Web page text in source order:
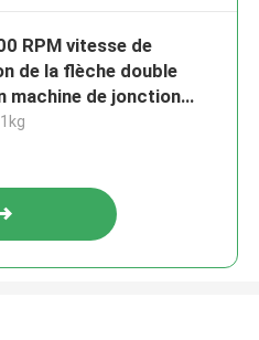
RPM vitesse de
de la flèche double
machine de jonction
bobine applicable et